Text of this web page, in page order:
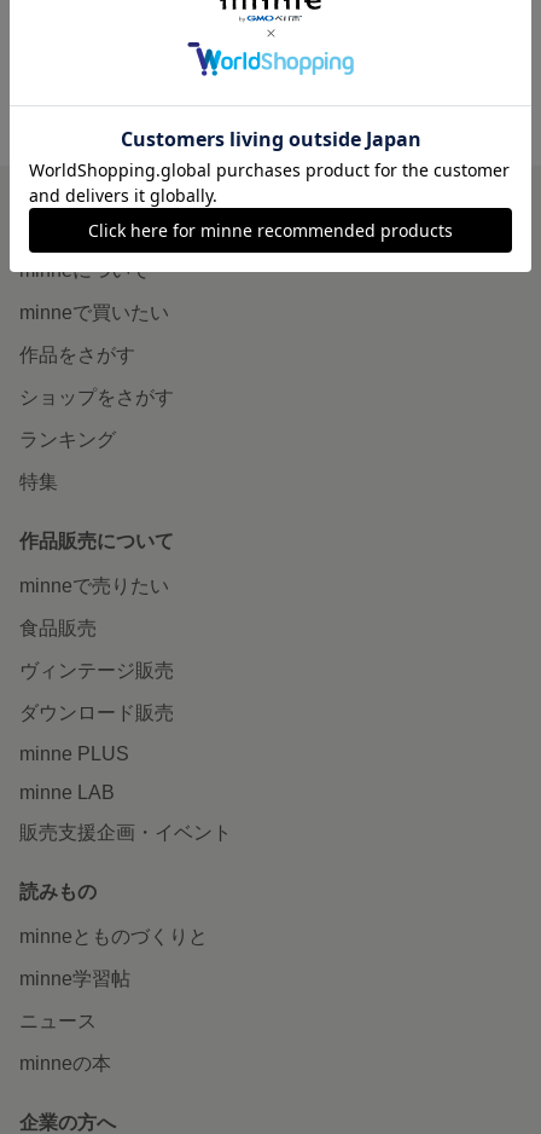
EGUCHI199610'S GALLERY の作品一覧
minneを知る
minneについて
minneで買いたい
作品をさがす
ショップをさがす
ランキング
特集
作品販売について
minneで売りたい
食品販売
ヴィンテージ販売
ダウンロード販売
minne PLUS
minne LAB
販売支援企画・イベント
読みもの
minneとものづくりと
minne学習帖
ニュース
minneの本
企業の方へ